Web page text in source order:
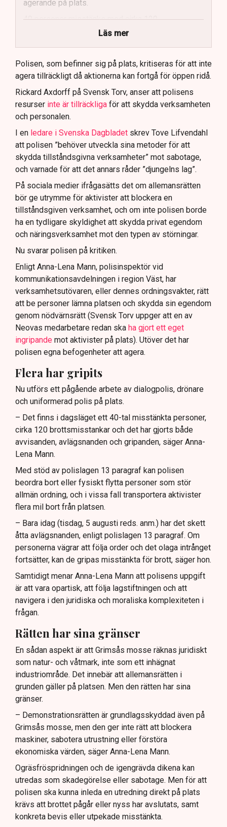
agerande på plats.
40 personer misstänks med cirka 120
brottsmisstankar kopplade.
Polisen använder drönare och uniformerad polis
för att dokumentera bevis.
Samtidigt är polisarbetet komplext när det gäller
att navigera juridiska rättigheter och gränser.
Läs mer
Polisen, som befinner sig på plats, kritiseras för att inte
agera tillräckligt då aktionerna kan fortgå för öppen ridå.
Rickard Axdorff på Svensk Torv, anser att polisens
resurser inte är tillräckliga för att skydda verksamheten
och personalen.
I en ledare i Svenska Dagbladet skrev Tove Lifvendahl
att polisen ”behöver utveckla sina metoder för att
skydda tillståndsgivna verksamheter” mot sabotage,
och varnade för att det annars råder ”djungelns lag”.
På sociala medier ifrågasätts det om allemansrätten
bör ge utrymme för aktivister att blockera en
tillståndsgiven verksamhet, och om inte polisen borde
ha en tydligare skyldighet att skydda privat egendom
och näringsverksamhet mot den typen av störningar.
Nu svarar polisen på kritiken.
Enligt Anna-Lena Mann, polisinspektör vid
kommunikationsavdelningen i region Väst, har
verksamhetsutövaren, eller dennes ordningsvakter, rätt
att be personer lämna platsen och skydda sin egendom
genom nödvärnsrätt (Svensk Torv uppger att en av
Neovas medarbetare redan ska ha gjort ett eget
ingripande mot aktivister på plats). Utöver det har
polisen egna befogenheter att agera.
Flera har gripits
Nu utförs ett pågående arbete av dialogpolis, drönare
och uniformerad polis på plats.
– Det finns i dagsläget ett 40-tal misstänkta personer,
cirka 120 brottsmisstankar och det har gjorts både
avvisanden, avlägsnanden och gripanden, säger Anna-
Lena Mann.
Med stöd av polislagen 13 paragraf kan polisen
beordra bort eller fysiskt flytta personer som stör
allmän ordning, och i vissa fall transportera aktivister
flera mil bort från platsen.
– Bara idag (tisdag, 5 augusti reds. anm.) har det skett
åtta avlägsnanden, enligt polislagen 13 paragraf. Om
personerna vägrar att följa order och det olaga intrånget
fortsätter, kan de gripas misstänkta för brott, säger hon.
Samtidigt menar Anna-Lena Mann att polisens uppgift
är att vara opartisk, att följa lagstiftningen och att
navigera i den juridiska och moraliska komplexiteten i
frågan.
Rätten har sina gränser
En sådan aspekt är att Grimsås mosse räknas juridiskt
som natur- och våtmark, inte som ett inhägnat
industriområde. Det innebär att allemansrätten i
grunden gäller på platsen. Men den rätten har sina
gränser.
– Demonstrationsrätten är grundlagsskyddad även på
Grimsås mosse, men den ger inte rätt att blockera
maskiner, sabotera utrustning eller förstöra
ekonomiska värden, säger Anna-Lena Mann.
Ogräsfröspridningen och de igengrävda dikena kan
utredas som skadegörelse eller sabotage. Men för att
polisen ska kunna inleda en utredning direkt på plats
krävs att brottet pågår eller nyss har avslutats, samt
konkreta bevis eller utpekade misstänkta.